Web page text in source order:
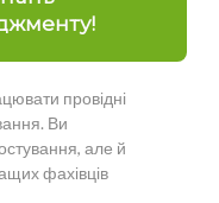
провідні
Ви
але й
фахівців